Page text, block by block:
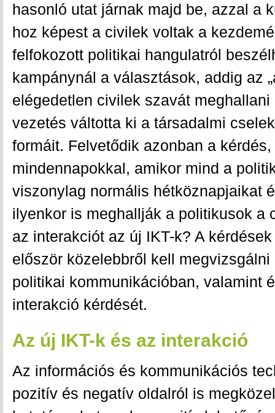
hasonló utat járnak majd be, azzal a
hoz képest a civilek voltak a
felfokozott politikai hangulatról
kampánynál a választások, addig az
elégedetlen civilek szavát
vezetés váltotta ki a társadalmi
formáit. Felvetődik azonban a
mindennapokkal, amikor mind a
viszonylag normális hétköznapjaikat
ilyenkor is meghallják a politikusok a
az interakciót az új IKT-k? A
először közelebbről kell
politikai kommunikációban, valamint
interakció kérdését.
Az új IKT-k és az interakció
Az információs és kommunikációs
pozitív és negatív oldalról is